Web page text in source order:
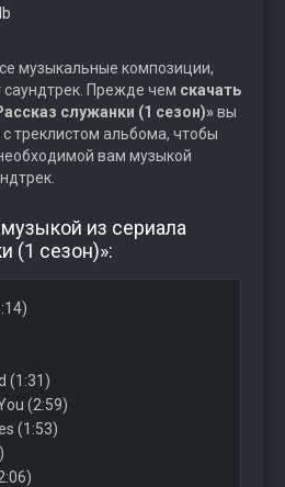
музыкальные композиции,
саундтрек. Прежде чем скачать
служанки (1 сезон)»вы
треклистом альбома, чтобы
вам музыкой
из сериала
(1 сезон)»:
(1:31)
(2:59)
(1:53)